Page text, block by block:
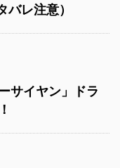
レ注意）
サイヤン」ドラ